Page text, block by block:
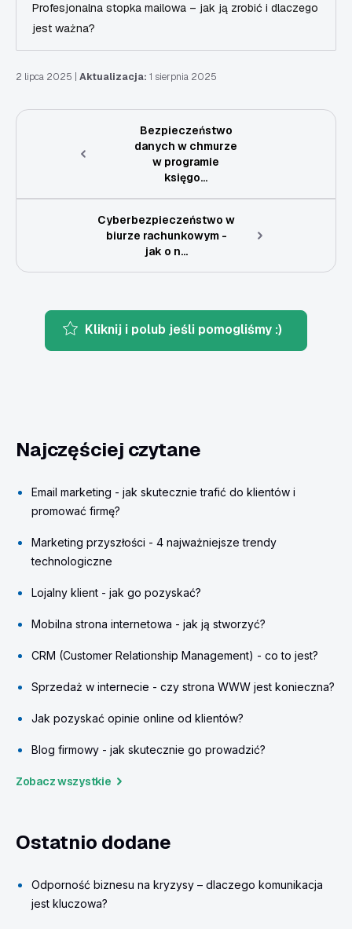
Profesjonalna stopka mailowa – jak ją zrobić i dlaczego
jest ważna?
2 lipca 2025 Aktualizacja: 1 sierpnia 2025
Bezpieczeństwo
danych w chmurze
w programie
księgo...
Cyberbezpieczeństwo w
biurze rachunkowym -
jak o n...
Kliknij i polub jeśli pomogliśmy :)
Najczęściej czytane
Email marketing - jak skutecznie trafić do klientów i
promować firmę?
Marketing przyszłości - 4 najważniejsze trendy
technologiczne
Lojalny klient - jak go pozyskać?
Mobilna strona internetowa - jak ją stworzyć?
CRM (Customer Relationship Management) - co to jest?
Sprzedaż w internecie - czy strona WWW jest konieczna?
Jak pozyskać opinie online od klientów?
Blog firmowy - jak skutecznie go prowadzić?
Zobacz wszystkie
Ostatnio dodane
Odporność biznesu na kryzysy – dlaczego komunikacja
jest kluczowa?